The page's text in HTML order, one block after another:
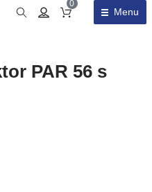
Obsah košíku
0
Menu
PAR 56 s